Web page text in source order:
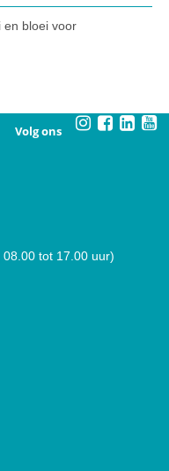
en bloei voor
Volg ons
tot 17.00 uur)